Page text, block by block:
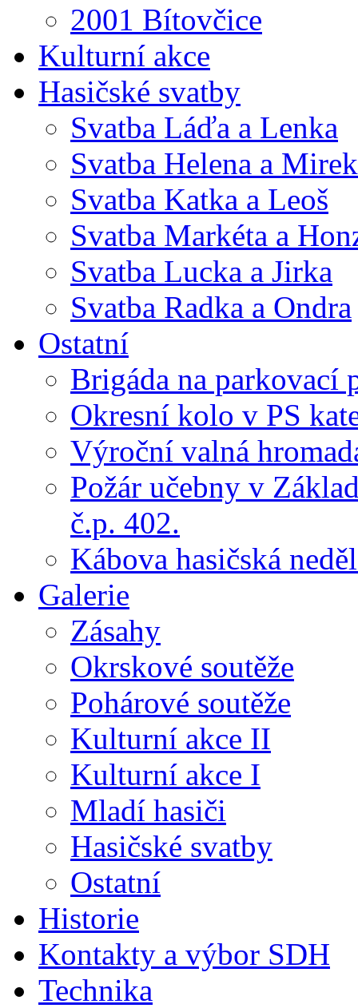
2001 Bítovčice
Kulturní akce
Hasičské svatby
Svatba Láďa a Lenka
Svatba Helena a Mirek
Svatba Katka a Leoš
Svatba Markéta a
Svatba Lucka a Jirka
Svatba Radka a Ondra
Ostatní
Brigáda na parkovací
Okresní kolo v PS
Výroční valná
Požár učebny v
č.p. 402.
Kábova hasičská
Galerie
Zásahy
Okrskové soutěže
Pohárové soutěže
Kulturní akce II
Kulturní akce I
Mladí hasiči
Hasičské svatby
Ostatní
Historie
Kontakty a výbor SDH
Technika